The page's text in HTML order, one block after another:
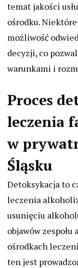
temat jakości
ośrodku.
możliwość
decyzji, co
warunkami i
Proces
leczenia
w
Śląsku
Detoksykacja to
leczenia
usunięciu
objawów
ośrodkach
ten jest